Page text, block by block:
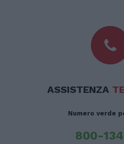
ASSISTENZA
Numero verde
800-